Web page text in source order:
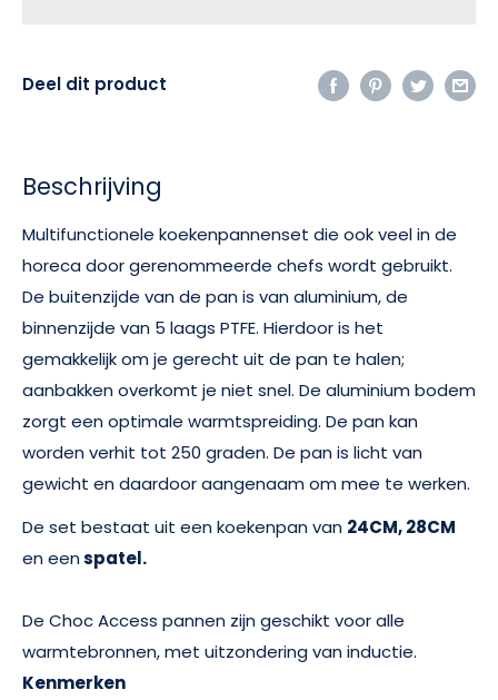
Deel dit product
Beschrijving
Multifunctionele koekenpannenset die ook veel in de
horeca door gerenommeerde chefs wordt gebruikt.
De buitenzijde van de pan is van aluminium, de
binnenzijde van 5 laags PTFE. Hierdoor is het
gemakkelijk om je gerecht uit de pan te halen;
aanbakken overkomt je niet snel. De aluminium bodem
zorgt een optimale warmtspreiding. De pan kan
worden verhit tot 250 graden. De pan is licht van
gewicht en daardoor aangenaam om mee te werken.
De set bestaat uit een koekenpan van 24CM, 28CM
en eenspatel.
De Choc Access pannen zijn geschikt voor alle
warmtebronnen, met uitzondering van inductie.
Kenmerken